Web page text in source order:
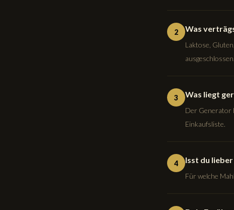
2 Was
Laktose,
ausgeschlossen.
3 Was liegt
Der Generator
Einkaufsliste.
4 Isst du
Für welche